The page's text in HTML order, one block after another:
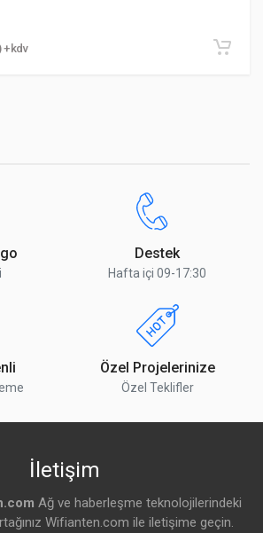
+ kdv
Destek
Hafta içi 09-17:30
Özel Projelerinize
Özel Teklifler
İletişim
Ağ ve haberleşme teknolojilerindeki
Wifianten.com ile iletişime geçin.